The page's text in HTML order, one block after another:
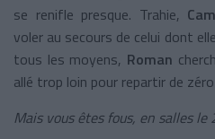
se renifle presque. Trahie,
voler au secours de celui dont
tous les moyens, Roman
allé trop loin pour repartir de
Mais vous êtes fous, en salles le